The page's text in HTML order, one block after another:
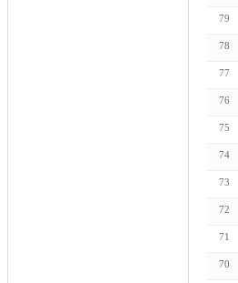
79
78
77
76
75
74
73
72
71
70